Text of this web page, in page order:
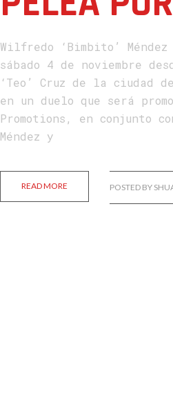
Wilfredo ‘Bimbito’
sábado 4 de noviembre
‘Teo’ Cruz de la ciudad
en un duelo que será
Promotions, en conjunto
Méndez y
READ MORE POSTED BY